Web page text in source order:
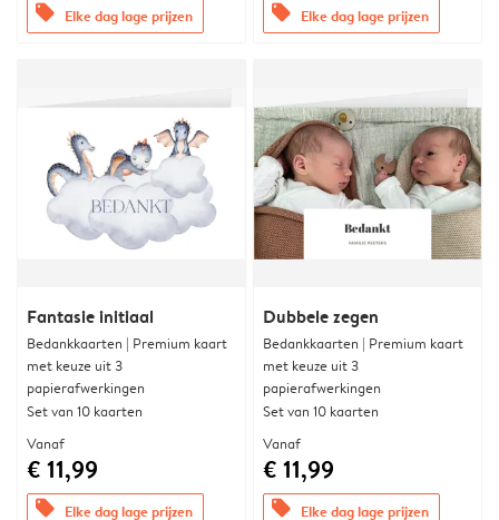
offers Elke dag lage prijzen offers Elke dag lage prijzen
Fantasie initiaal
Bedankkaarten | Premium kaart
met keuze uit 3
papierafwerkingen
Set van 10 kaarten
Vanaf
€ 11,99
offers Elke dag lage prijzen
Dubbele zegen
Bedankkaarten | Premium kaart
met keuze uit 3
papierafwerkingen
Set van 10 kaarten
Vanaf
€ 11,99
offers Elke dag lage prijzen